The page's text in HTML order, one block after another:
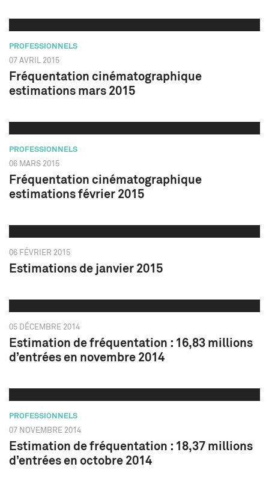
PROFESSIONNELS
07 AVRIL 2015
Fréquentation cinématographique
estimations mars 2015
PROFESSIONNELS
06 MARS 2015
Fréquentation cinématographique
estimations février 2015
06 FÉVRIER 2015
Estimations de janvier 2015
05 DÉCEMBRE 2014
Estimation de fréquentation : 16,83 millions
d’entrées en novembre 2014
PROFESSIONNELS
07 NOVEMBRE 2014
Estimation de fréquentation : 18,37 millions
d’entrées en octobre 2014